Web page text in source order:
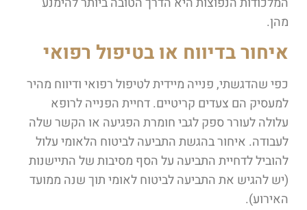
מהן.
איחור בדיווח או בטיפול רפואי
כפי שהדגשתי, פנייה מיידית לטיפול רפואי ודיווח מהיר
למעסיק הם צעדים קריטיים. דחיית הפנייה לרופא
עלולה לעורר ספק לגבי חומרת הפגיעה או הקשר שלה
לעבודה. איחור בהגשת התביעה לביטוח הלאומי עלול
להוביל לדחיית התביעה על הסף מסיבות של התיישנות
(יש להגיש את התביעה לביטוח לאומי תוך שנה ממועד
האירוע).